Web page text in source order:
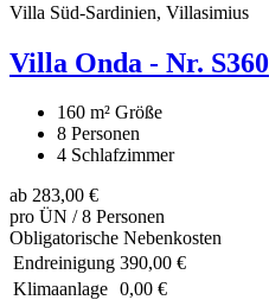
Villa Süd-Sardinien, Villasimius
Villa Onda - Nr. S360
160 m² Größe
8 Personen
4 Schlafzimmer
ab 283,00 €
pro ÜN / 8 Personen
Obligatorische Nebenkosten
Endreinigung 390,00 €
Klimaanlage 0,00 €